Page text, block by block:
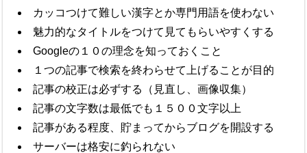
カッコつけて難しい漢字とか専門用語を使わない
魅力的なタイトルをつけて見てもらいやすくする
Googleの１０の理念を知っておくこと
１つの記事で検索を終わらせて上げることが目的
記事の校正は必ずする（見直し、画像収集）
記事の文字数は最低でも１５００文字以上
記事がある程度、貯まってからブログを開設する
サーバーは格安に釣られない